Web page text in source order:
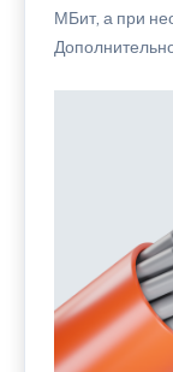
МБит, а при